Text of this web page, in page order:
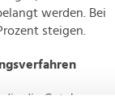
werden. Bei
steigen.
die Gatekeeper-